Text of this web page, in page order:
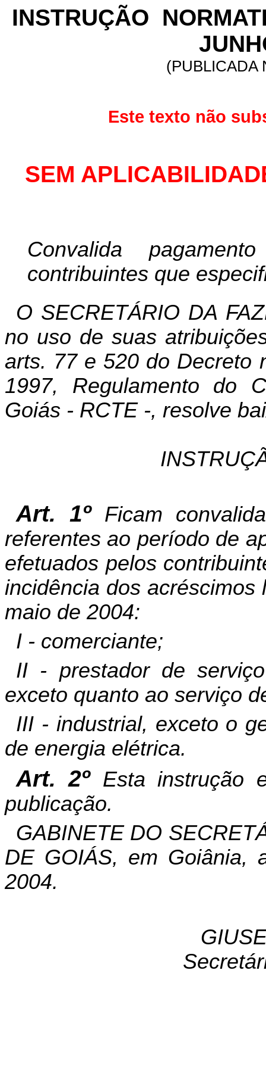
INSTRUÇÃO
(PUBLICADA
Este texto não
SEM
Convalida
contribuintes que
O SECRETÁRIO DA
no uso de suas
arts. 77 e 520 do Decreto
1997, Regulamento do
Goiás - RCTE -, resolve
Art. 1ºFicam
referentes ao período de
efetuados pelos
incidência dos
maio de 2004:
I - comerciante;
II - prestador de
exceto quanto ao serviço
III - industrial, exceto o
de energia elétrica.
Art. 2º Esta instrução
publicação.
GABINETE DO
DE GOIÁS, em Goiânia,
2004.